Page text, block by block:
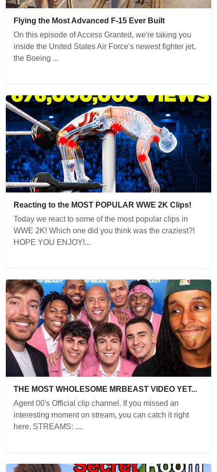
Flying the Most Advanced F-15 Ever Built
On this episode of Access Granted, we're taking you
inside the United States Air Force's newest fighter jet,
the Boeing ...
Reacting to the MOST POPULAR WWE 2K Clips!
Today we react to some of the most popular clips in
WWE 2K! Which one did you think was the craziest?!
HOPE YOU ENJOY!...
THE MOST WHOLESOME MRBEAST VIDEO YET...
Agent 00's Official clip channel. If you missed an
interesting moment on stream, you can catch it right
here. STREAMS: ....